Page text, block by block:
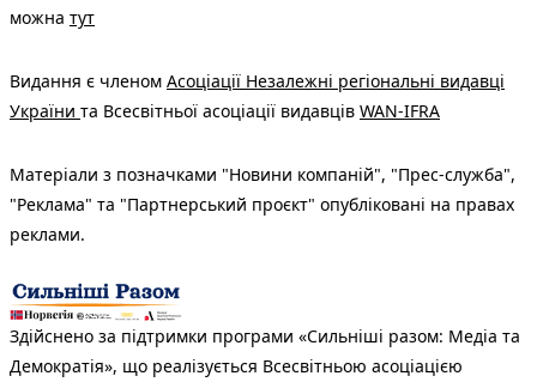
можна тут
Видання є членом Асоціації Незалежні регіональні видавці
України та Всесвітньої асоціації видавців WAN-IFRA
Матеріали з позначками "Новини компаній", "Прес-служба",
"Реклама" та "Партнерський проєкт" опубліковані на правах
реклами.
Здійснено за підтримки програми «Сильніші разом: Медіа та
Демократія», що реалізується Всесвітньою асоціацією